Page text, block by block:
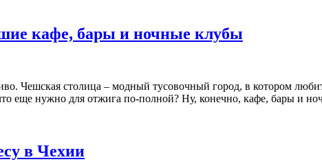
кафе, бары и ночные клубы
Чешская столица – модный тусовочный город, в котором
еще нужно для отжига по-полной? Ну, конечно, кафе, бары и
в Чехии